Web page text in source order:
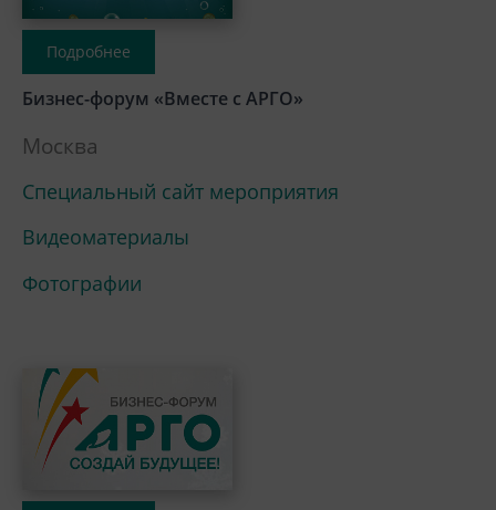
Подробнее
Бизнес-форум «Вместе с АРГО»
Москва
Специальный сайт мероприятия
Видеоматериалы
Фотографии